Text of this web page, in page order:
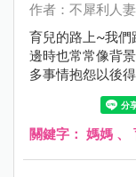
作者：不犀利人妻
育兒的路上~我們
邊時也常常像背
多事情抱怨以後
己吞了)，但我們
輩隨時幫忙、沒
解、生活就是忙
關鍵字： 媽媽 、